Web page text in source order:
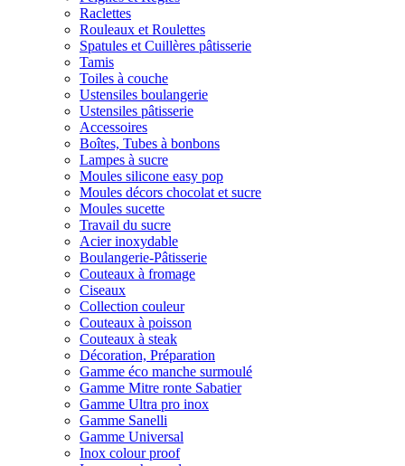
Raclettes
Rouleaux et Roulettes
Spatules et Cuillères pâtisserie
Tamis
Toiles à couche
Ustensiles boulangerie
Ustensiles pâtisserie
Accessoires
Boîtes, Tubes à bonbons
Lampes à sucre
Moules silicone easy pop
Moules décors chocolat et sucre
Moules sucette
Travail du sucre
Acier inoxydable
Boulangerie-Pâtisserie
Couteaux à fromage
Ciseaux
Collection couleur
Couteaux à poisson
Couteaux à steak
Décoration, Préparation
Gamme éco manche surmoulé
Gamme Mitre ronte Sabatier
Gamme Ultra pro inox
Gamme Sanelli
Gamme Universal
Inox colour proof